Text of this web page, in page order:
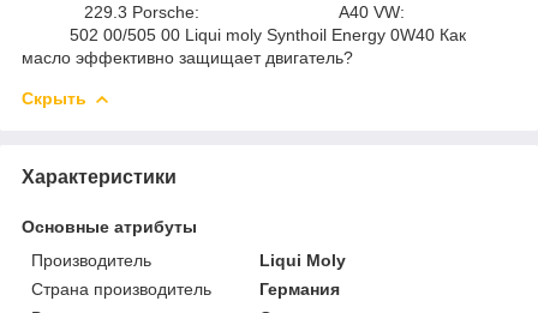
229.3 Porsche: A40 VW:
502 00/505 00 Liqui moly Synthoil Energy 0W40 Как
масло эффективно защищает двигатель?
Скрыть
Характеристики
Основные атрибуты
Производитель
Liqui Moly
Страна производитель
Германия